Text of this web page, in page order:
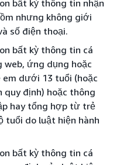
bất kỳ thông tin nhận
nhưng không giới
số điện thoại.
bất kỳ thông tin cá
ứng dụng hoặc
em dưới 13 tuổi (hoặc
quy định) hoặc thông
hay tổng hợp từ trẻ
tuổi do luật hiện hành
bất kỳ thông tin cá